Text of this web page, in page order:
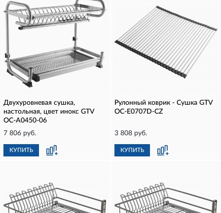
Двухуровневая сушка,
настольная, цвет инокс GTV
OC-A0450-06
7 806 руб.
КУПИТЬ
Рулонный коврик - Сушка GTV
OC-E0707D-CZ
3 808 руб.
КУПИТЬ